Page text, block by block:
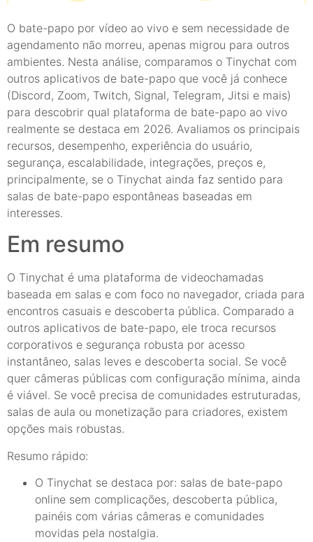
O bate-papo por vídeo ao vivo e sem necessidade de
agendamento não morreu, apenas migrou para outros
ambientes. Nesta análise, comparamos o Tinychat com
outros aplicativos de bate-papo que você já conhece
(Discord, Zoom, Twitch, Signal, Telegram, Jitsi e mais)
para descobrir qual plataforma de bate-papo ao vivo
realmente se destaca em 2026. Avaliamos os principais
recursos, desempenho, experiência do usuário,
segurança, escalabilidade, integrações, preços e,
principalmente, se o Tinychat ainda faz sentido para
salas de bate-papo espontâneas baseadas em
interesses.
Em resumo
O Tinychat é uma plataforma de videochamadas
baseada em salas e com foco no navegador, criada para
encontros casuais e descoberta pública. Comparado a
outros aplicativos de bate-papo, ele troca recursos
corporativos e segurança robusta por acesso
instantâneo, salas leves e descoberta social. Se você
quer câmeras públicas com configuração mínima, ainda
é viável. Se você precisa de comunidades estruturadas,
salas de aula ou monetização para criadores, existem
opções mais robustas.
Resumo rápido:
O Tinychat se destaca por: salas de bate-papo
online sem complicações, descoberta pública,
painéis com várias câmeras e comunidades
movidas pela nostalgia.